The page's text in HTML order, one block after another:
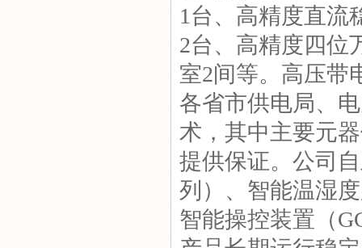
1台、高精度直流
2台、高精度四位
室2间等。高压带
各省市供电局、
术，其中主要元
提供保证。公司
列）、智能温湿
智能操控装置（